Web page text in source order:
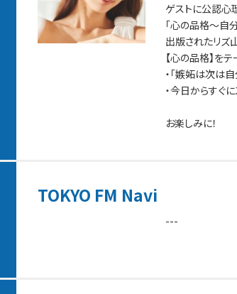
ゲストに公認心
「心の品格～自
出版されたリズ
【心の品格】を
・「嫉妬は次は
・今日からすぐ
お楽しみに！
TOKYO FM Navi
---